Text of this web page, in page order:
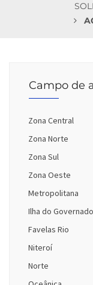
Campo de
Zona Central
Zona Norte
Zona Sul
Zona Oeste
Metropolitana
Ilha do
Favelas Rio
Niteroí
Norte